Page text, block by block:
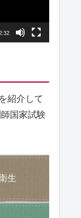
紹介して
国家試験
生